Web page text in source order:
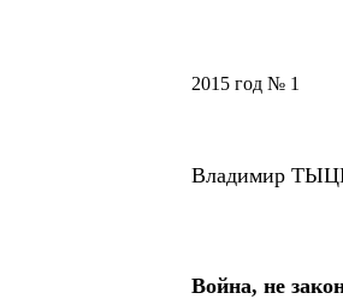
2015 год № 1
Владимир
Война, не